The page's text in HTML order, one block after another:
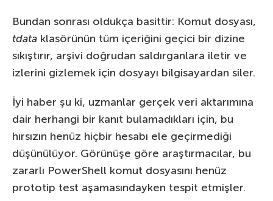
Bundan sonrası oldukça basittir: Komut dosyası,
tdata klasörünün tüm içeriğini geçici bir dizine
sıkıştırır, arşivi doğrudan saldırganlara iletir ve
izlerini gizlemek için dosyayı bilgisayardan siler.
İyi haber şu ki, uzmanlar gerçek veri aktarımına
dair herhangi bir kanıt bulamadıkları için, bu
hırsızın henüz hiçbir hesabı ele geçirmediği
düşünülüyor. Görünüşe göre araştırmacılar, bu
zararlı PowerShell komut dosyasını henüz
prototip test aşamasındayken tespit etmişler.